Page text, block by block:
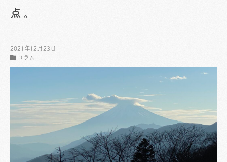
点。
2021年12月23日
コラム